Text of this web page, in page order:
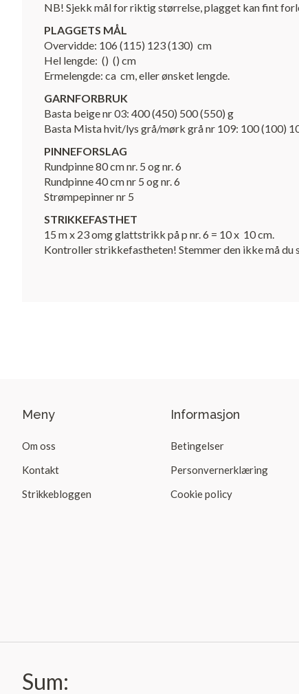
Sum:
NB! Sjekk mål for riktig størrelse, plagget kan fint
PLAGGETS MÅL
Overvidde: 106 (115) 123 (130) cm
Hel lengde: () () cm
Ermelengde: ca cm, eller ønsket lengde.
GARNFORBRUK
Basta beige nr 03: 400 (450) 500 (550) g
Basta Mista hvit/lys grå/mørk grå nr 109: 100 (100)
PINNEFORSLAG
Rundpinne 80 cm nr. 5 og nr. 6
Rundpinne 40 cm nr 5 og nr. 6
Strømpepinner nr 5
STRIKKEFASTHET
15 m x 23 omg glattstrikk på p nr. 6 = 10 x 10 cm.
Kontroller strikkefastheten! Stemmer den ikke må
Meny
Om oss
Kontakt
Strikkebloggen
Informasjon
Betingelser
Personvernerklæring
Cookie policy
© 2026 | Garnbutikken AS